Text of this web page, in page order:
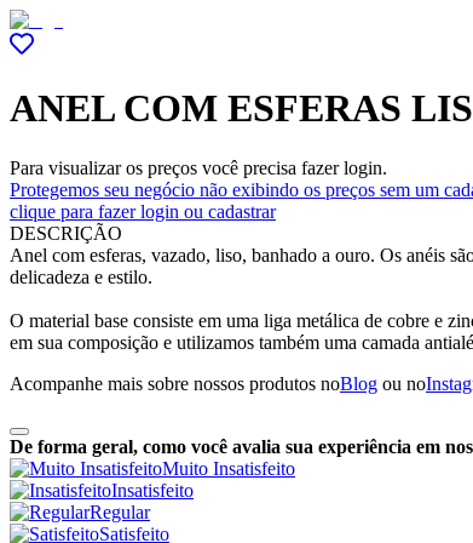
ANEL COM ESFERAS
Para visualizar os preços você precisa fazer login.
Protegemos seu negócio não exibindo os preços sem um
clique para fazer login ou cadastrar
DESCRIÇÃO
Anel com esferas, vazado, liso, banhado a ouro. Os anéis
delicadeza e estilo.
O material base consiste em uma liga metálica de cobre e
em sua composição e utilizamos também uma camada
Acompanhe mais sobre nossos produtos noBlog ou no
De forma geral, como você avalia sua experiência em
Muito Insatisfeito
Insatisfeito
Regular
Satisfeito